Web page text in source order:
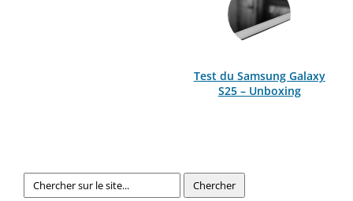
Test du Samsung Galaxy
S25 – Unboxing